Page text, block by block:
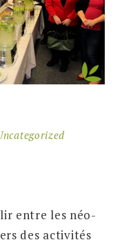
entre les néo-
des activités